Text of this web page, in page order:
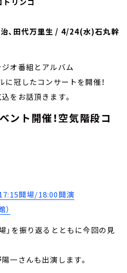
、田代万里生 / 4/24(水)石丸幹
オ番組とアルバム
に冠したコンサートを開催！
をお話頂きます。
ント開催！空気階段コ
開場/18:00開演
」を振り返るとともに今回の見
一さんも出演します。